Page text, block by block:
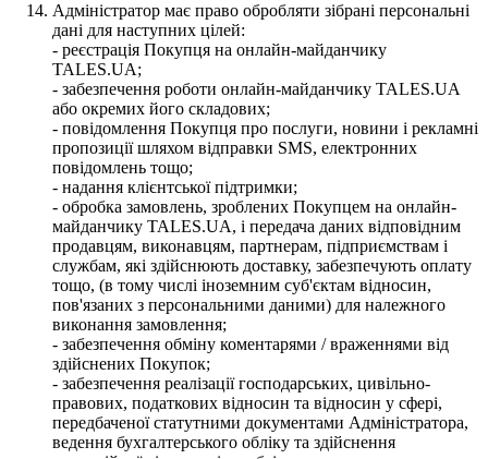
Адміністратор має право обробляти зібрані персональні
дані для наступних цілей:
- реєстрація Покупця на онлайн-майданчику
TALES.UA;
- забезпечення роботи онлайн-майданчику TALES.UA
або окремих його складових;
- повідомлення Покупця про послуги, новини і рекламні
пропозиції шляхом відправки SMS, електронних
повідомлень тощо;
- надання клієнтської підтримки;
- обробка замовлень, зроблених Покупцем на онлайн-
майданчику TALES.UA, і передача даних відповідним
продавцям, виконавцям, партнерам, підприємствам і
службам, які здійснюють доставку, забезпечують оплату
тощо, (в тому числі іноземним суб'єктам відносин,
пов'язаних з персональними даними) для належного
виконання замовлення;
- забезпечення обміну коментарями / враженнями від
здійснених Покупок;
- забезпечення реалізації господарських, цивільно-
правових, податкових відносин та відносин у сфері,
передбаченої статутними документами Адміністратора,
ведення бухгалтерського обліку та здійснення